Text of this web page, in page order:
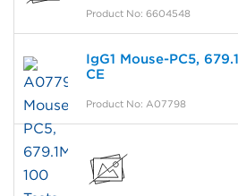
Product No: 6604548
IgG1 Mouse-PC5,
CE
Product No: A07798